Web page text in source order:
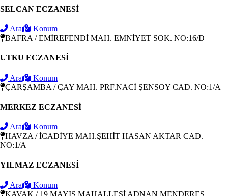
SELCAN ECZANESİ
Ara
Konum
BAFRA / EMİREFENDİ MAH. EMNİYET SOK. NO:16/D
UTKU ECZANESİ
Ara
Konum
ÇARŞAMBA / ÇAY MAH. PRF.NACİ ŞENSOY CAD. NO:1/A
MERKEZ ECZANESİ
Ara
Konum
HAVZA / İCADİYE MAH.ŞEHİT HASAN AKTAR CAD.
NO:1/A
YILMAZ ECZANESİ
Ara
Konum
KAVAK / 19 MAYIS MAHALLESİ ADNAN MENDERES